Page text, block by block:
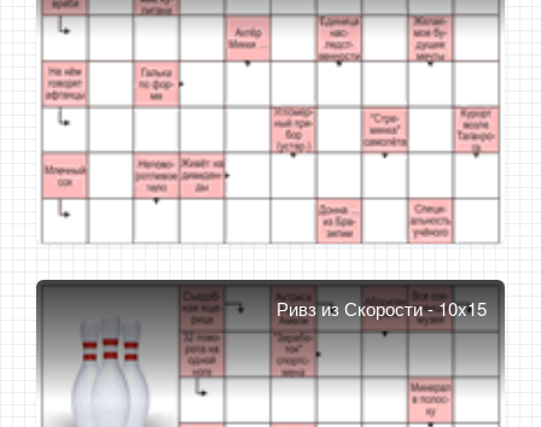
Ривз из Скорости - 10x15